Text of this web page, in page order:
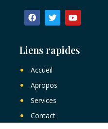
Liens rapides
Accueil
Apropos
Services
Contact